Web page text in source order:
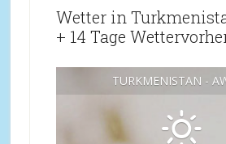
Wetter in
+ 14 Tage
TURKMENISTAN -